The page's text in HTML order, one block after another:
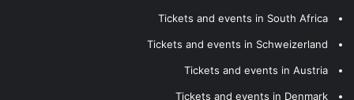
Tickets and events in South Africa
Tickets and events in Schweizerland
Tickets and events in Austria
Tickets and events in Denmark